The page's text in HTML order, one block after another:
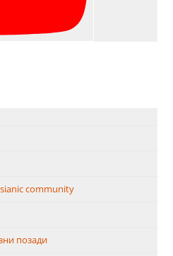
community
позади